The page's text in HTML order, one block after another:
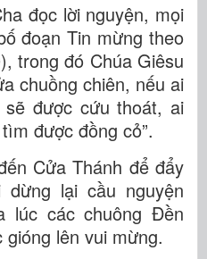
đọc lời nguyện, mọi
đoạn Tin mừng theo
trong đó Chúa Giêsu
chuồng chiên, nếu ai
được cứu thoát, ai
được đồng cỏ”.
Cửa Thánh để đẩy
lại cầu nguyện
lúc các chuông Đền
lên vui mừng.